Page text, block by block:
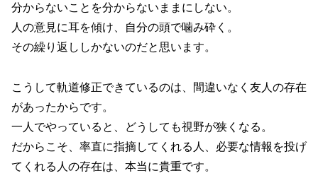
分からないことを分からないままにしない。
人の意見に耳を傾け、自分の頭で噛み砕く。
その繰り返ししかないのだと思います。
こうして軌道修正できているのは、間違いなく友人の存在
があったからです。
一人でやっていると、どうしても視野が狭くなる。
だからこそ、率直に指摘してくれる人、必要な情報を投げ
てくれる人の存在は、本当に貴重です。